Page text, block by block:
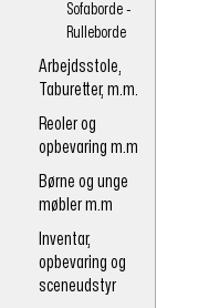
Sofaborde -
Rulleborde
Arbejdsstole,
Taburetter, m.m.
Reoler og
opbevaring m.m
Børne og unge
møbler m.m
Inventar,
opbevaring og
sceneudstyr